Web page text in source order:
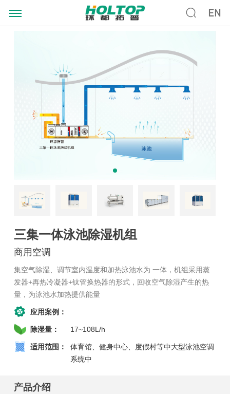
三集一体泳池除湿机组
商用空调
集空气除湿、调节室内温度和加热泳池水为 一体，机组采用蒸
发器+再热冷凝器+钛管换热器的形式，回收空气除湿产生的热
量，为泳池水加热提供能量
应用案例：
除湿量： 17~108L/h
适用范围：
体育馆、健身中心、度假村等中大型泳池空调
系统中
产品介绍